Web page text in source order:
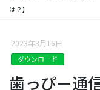
は？】
2023年3月16日
ダウンロード
歯っぴー通